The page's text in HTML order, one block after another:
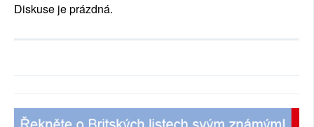
Diskuse je prázdná.